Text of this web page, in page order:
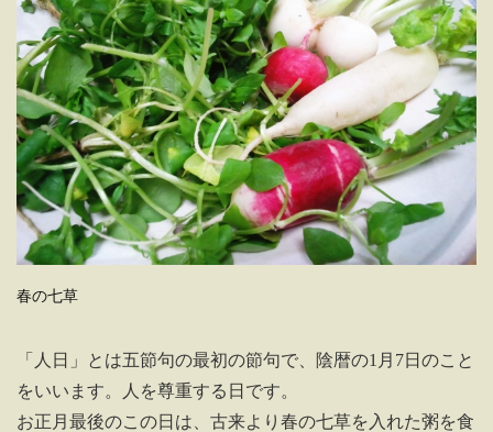
春の七草
「人日」とは五節句の最初の節句で、陰暦の1月7日のこと
をいいます。人を尊重する日です。
お正月最後のこの日は、古来より春の七草を入れた粥を食